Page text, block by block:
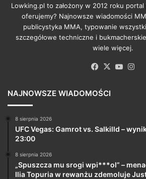
Lowking.pl to założony w 2012 roku
oferujemy? Najnowsze wiadomości
publicystyka MMA, typowanie
szczegółowe techniczne i
wiele więcej.
Facebook
X
NAJNOWSZE WIADOMOŚCI
8 sierpnia 2026
UFC Vegas: Gamrot vs. Salkilld –
23:00
8 sierpnia 2026
„Spuszcza mu srogi wpi***ol” –
Ilia Topuria w rewanżu zdemoluje